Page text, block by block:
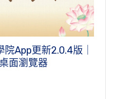
App更新2.0.4版｜
面瀏覽器